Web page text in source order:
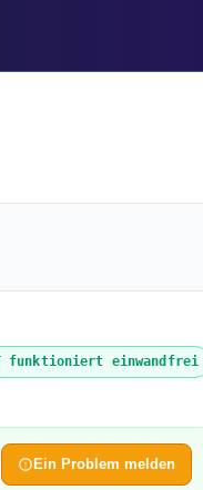
funktioniert einwandfrei
Ein Problem melden